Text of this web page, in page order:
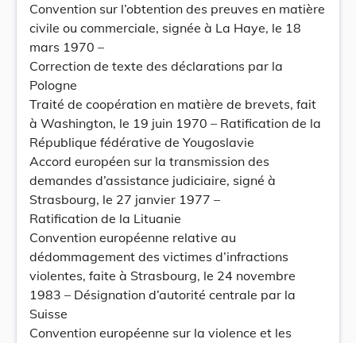
Convention sur l’obtention des preuves en matière
civile ou commerciale, signée à La Haye, le 18
mars 1970 –
Correction de texte des déclarations par la
Pologne
Traité de coopération en matière de brevets, fait
à Washington, le 19 juin 1970 – Ratification de la
République fédérative de Yougoslavie
Accord européen sur la transmission des
demandes d’assistance judiciaire, signé à
Strasbourg, le 27 janvier 1977 –
Ratification de la Lituanie
Convention européenne relative au
dédommagement des victimes d’infractions
violentes, faite à Strasbourg, le 24 novembre
1983 – Désignation d’autorité centrale par la
Suisse
Convention européenne sur la violence et les